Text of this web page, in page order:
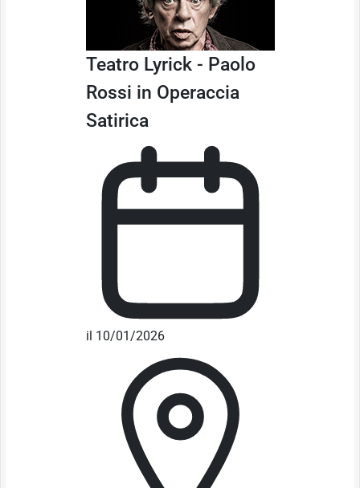
Teatro Lyrick - Paolo
Rossi in Operaccia
Satirica
il 10/01/2026